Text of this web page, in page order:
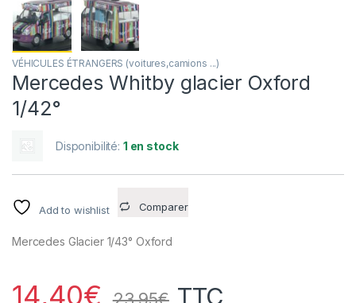
VÉHICULES ÉTRANGERS (voitures,camions ...)
Mercedes Whitby glacier Oxford
1/42°
Disponibilité: 1 en stock
Add to wishlist Comparer
Mercedes Glacier 1/43° Oxford
14,40€ TTC